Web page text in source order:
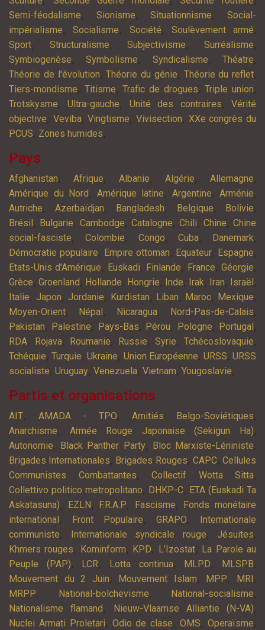
Semi-féodalisme, Sionisme,Situationnisme,Social-
impérialisme,Socialisme, Société, Soulèvement armé,
Sport, Structuralisme,Subjectivisme,Surréalisme,
Symbiogenèse,Symbolisme, Syndicalisme,Théatre,
Théorie de l'évolution,Théorie du génie, Théorie du reflet,
Tiers-mondisme, Titisme,Trafic de drogues,Triple union,
Trotskysme,Ultra-gauche, Unité des contraires,Vérité
objective, Veviba,Vingtisme,Vivisection, XXe congrès du
PCUS, Zones humides,
Pays
Afghanistan, Afrique, Albanie, Algérie, Allemagne,
Amérique du Nord , Amérique latine, Argentine, Arménie,
Autriche, Azerbaïdjan, Bangladesh, Belgique, Bolivie,
Brésil , Bulgarie, Cambodge, Catalogne, Chili, Chine, Chine
social-fasciste, Colombie, Congo,Cuba, Danemark,
Démocratie populaire, Empire ottoman, Equateur, Espagne,
Etats-Unis d'Amérique, Euskadi, Finlande, France,Géorgie,
Grèce, Groenland , Hollande, Hongrie, Inde, Irak, Iran, Israël ,
Italie, Japon, Jordanie, Kurdistan, Liban, Maroc, Mexique,
Moyen-Orient, Népal , Nicaragua, Nord-Pas-de-Calais,
Pakistan, Palestine, Pays-Bas, Pérou, Pologne, Portugal ,
RDA, Rojava, Roumanie, Russie, Syrie, Tchécoslovaquie,
Tchéquie,Turquie,Ukraine, Union Européenne, URSS,URSS
socialiste, Uruguay, Venezuela, Vietnam, Yougoslavie,
Partis et organisations
AIT, AMADA - TPO,Amitiés Belgo-Soviétiques,
Anarchisme, Armée Rouge Japonaise (Sekigun Ha),
Autonomie, Black Panther Party, Bloc Marxiste-Léniniste,
Brigades Internationales, Brigades Rouges, CAPC,Cellules
Communistes Combattantes, Collectif Wotta Sitta,
Collettivo politico metropolitano, DHKP-C, ETA (Euskadi Ta
Askatasuna), EZLN , F.R.A.P, Fascisme,
Fonds monétaire
international , Front Populaire, GRAPO,
Internationale
communiste, Internationale syndicale rouge, Jésuites,
Khmers rouges, Kominform, KPD, L’Izostat, La Parole au
Peuple (PAP), LCR, Lotta continua, MLPD, MLSPB,
Mouvement du 2 Juin, Mouvement Islam, MPP, MRI ,
MRPP, National-bolchevisme, National-socialisme,
Nationalisme flamand , Nieuw-Vlaamse Alliantie (N-VA),
Nuclei Armati Proletari, Odio de clase,OMS,Operaïsme,